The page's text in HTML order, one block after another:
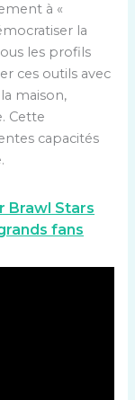
à «
la
les profils
ces outils avec
maison,
Cette
capacités
Brawl Stars
fans